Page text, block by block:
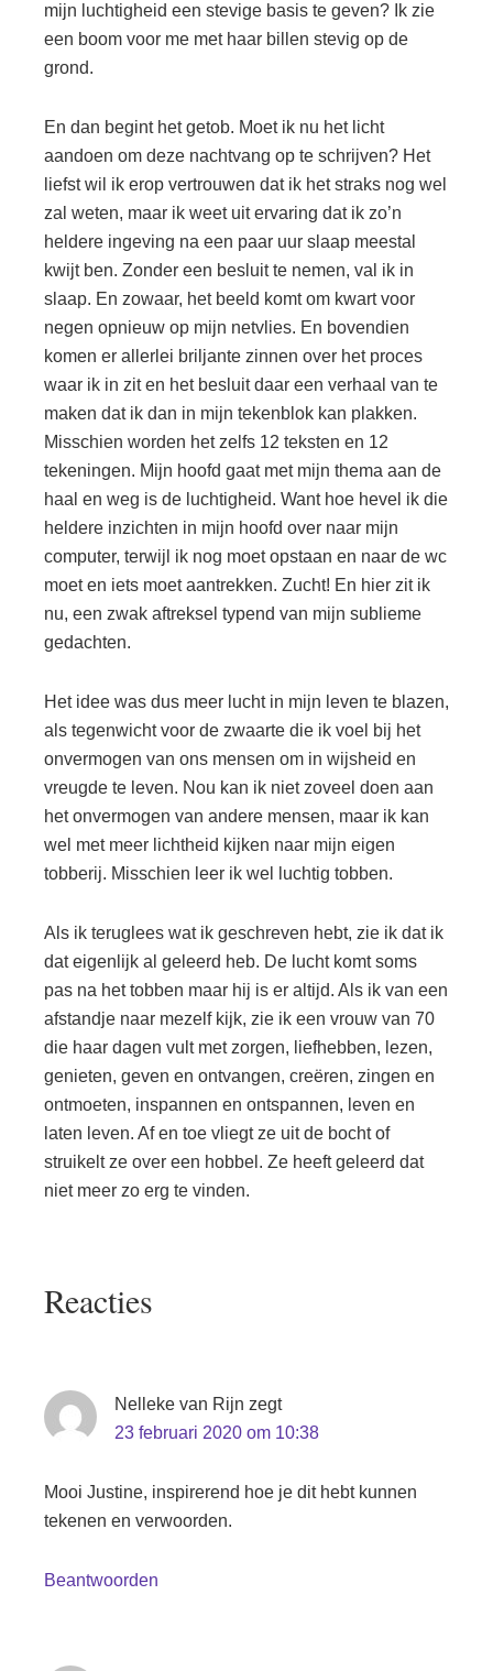
mijn luchtigheid een stevige basis te geven? Ik zie
een boom voor me met haar billen stevig op de
grond.
En dan begint het getob. Moet ik nu het licht
aandoen om deze nachtvang op te schrijven? Het
liefst wil ik erop vertrouwen dat ik het straks nog wel
zal weten, maar ik weet uit ervaring dat ik zo’n
heldere ingeving na een paar uur slaap meestal
kwijt ben. Zonder een besluit te nemen, val ik in
slaap. En zowaar, het beeld komt om kwart voor
negen opnieuw op mijn netvlies. En bovendien
komen er allerlei briljante zinnen over het proces
waar ik in zit en het besluit daar een verhaal van te
maken dat ik dan in mijn tekenblok kan plakken.
Misschien worden het zelfs 12 teksten en 12
tekeningen. Mijn hoofd gaat met mijn thema aan de
haal en weg is de luchtigheid. Want hoe hevel ik die
heldere inzichten in mijn hoofd over naar mijn
computer, terwijl ik nog moet opstaan en naar de wc
moet en iets moet aantrekken. Zucht! En hier zit ik
nu, een zwak aftreksel typend van mijn sublieme
gedachten.
Het idee was dus meer lucht in mijn leven te blazen,
als tegenwicht voor de zwaarte die ik voel bij het
onvermogen van ons mensen om in wijsheid en
vreugde te leven. Nou kan ik niet zoveel doen aan
het onvermogen van andere mensen, maar ik kan
wel met meer lichtheid kijken naar mijn eigen
tobberij. Misschien leer ik wel luchtig tobben.
Als ik teruglees wat ik geschreven hebt, zie ik dat ik
dat eigenlijk al geleerd heb. De lucht komt soms
pas na het tobben maar hij is er altijd. Als ik van een
afstandje naar mezelf kijk, zie ik een vrouw van 70
die haar dagen vult met zorgen, liefhebben, lezen,
genieten, geven en ontvangen, creëren, zingen en
ontmoeten, inspannen en ontspannen, leven en
laten leven. Af en toe vliegt ze uit de bocht of
struikelt ze over een hobbel. Ze heeft geleerd dat
niet meer zo erg te vinden.
LeesReacties
Nelleke van Rijn zegt
23 februari 2020 om 10:38
Mooi Justine, inspirerend hoe je dit hebt kunnen
tekenen en verwoorden.
Beantwoorden